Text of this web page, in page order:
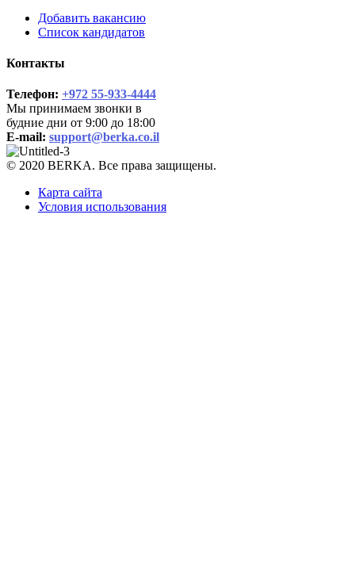
Добавить вакансию
Список кандидатов
Контакты
Телефон: +972 55-933-4444
Мы принимаем звонки в
будние дни от 9:00 до 18:00
E-mail: support@berka.co.il
© 2020 BERKA. Все права защищены.
Карта сайта
Условия использования